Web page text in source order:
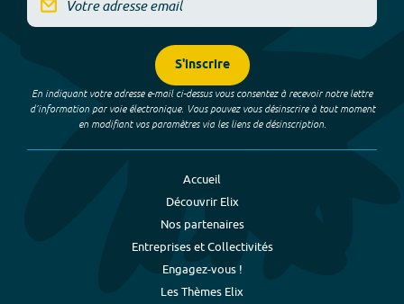
S'inscrire
En indiquant votre adresse e-mail ci-dessus vous consentez à recevoir notre lettre
d’information par voie électronique. Vous pouvez vous désinscrire à tout moment
en modifiant vos paramètres via les liens de désinscription.
Accueil
Découvrir Elix
Nos partenaires
Entreprises et Collectivités
Engagez-vous !
Les Thèmes Elix